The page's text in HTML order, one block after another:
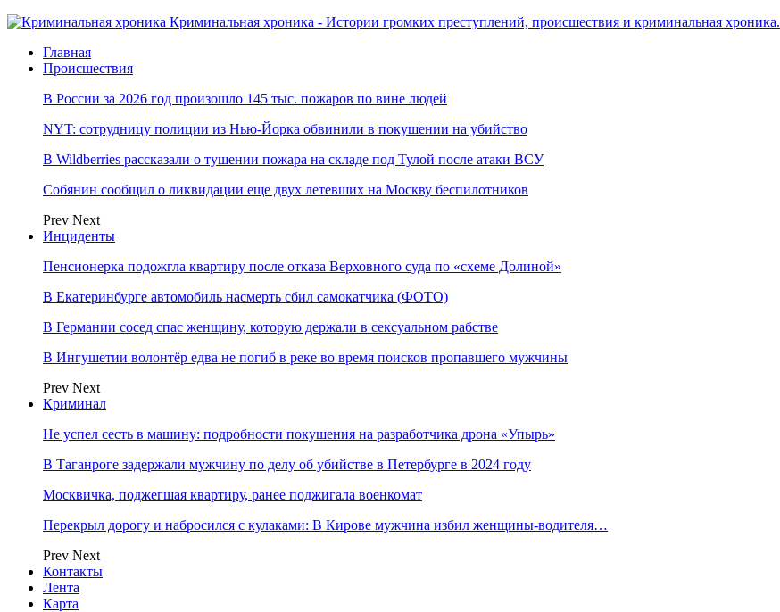
Криминальная хроника - Истории громких преступлений, происшествия и криминальная хроника.
Главная
Происшествия
В России за 2026 год произошло 145 тыс. пожаров по вине людей
NYT: сотрудницу полиции из Нью-Йорка обвинили в покушении на убийство
В Wildberries рассказали о тушении пожара на складе под Тулой после атаки ВСУ
Собянин сообщил о ликвидации еще двух летевших на Москву беспилотников
Prev Next
Инциденты
Пенсионерка подожгла квартиру после отказа Верховного суда по «схеме Долиной»
В Екатеринбурге автомобиль насмерть сбил самокатчика (ФОТО)
В Германии сосед спас женщину, которую держали в сексуальном рабстве
В Ингушетии волонтёр едва не погиб в реке во время поисков пропавшего мужчины
Prev Next
Криминал
Не успел сесть в машину: подробности покушения на разработчика дрона «Упырь»
В Таганроге задержали мужчину по делу об убийстве в Петербурге в 2024 году
Москвичка, поджегшая квартиру, ранее поджигала военкомат
Перекрыл дорогу и набросился с кулаками: В Кирове мужчина избил женщины-водителя…
Prev Next
Контакты
Лента
Карта